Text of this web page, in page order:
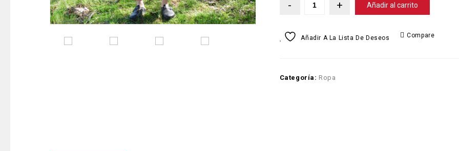
Añadir al carrito
Añadir A La Lista De Deseos Compare
Categoría: Ropa